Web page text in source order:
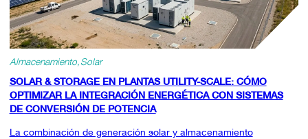
Almacenamiento Solar
SOLAR & STORAGE EN PLANTAS UTILITY-SCALE: CÓMO
OPTIMIZAR LA INTEGRACIÓN ENERGÉTICA CON SISTEMAS
DE CONVERSIÓN DE POTENCIA
La combinación de generación solar y almacenamiento